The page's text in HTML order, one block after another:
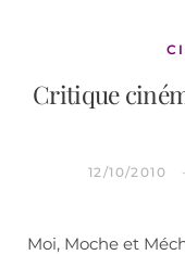
Critique
12/10/2010
Moi, Moche et